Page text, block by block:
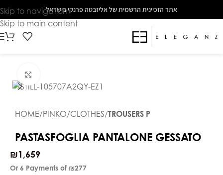
The
beginning
of
web
click
main
Content
Skip to navigation
Skip to main content
אתר הזכיינית הרשמית של אליזבטה פרנקי בישראל
HOME PINKO CLOTHES TROUSERS P
PASTASFOGLIA PANTALONE GESSATO
₪1,659
Or 6 Payments of ₪277